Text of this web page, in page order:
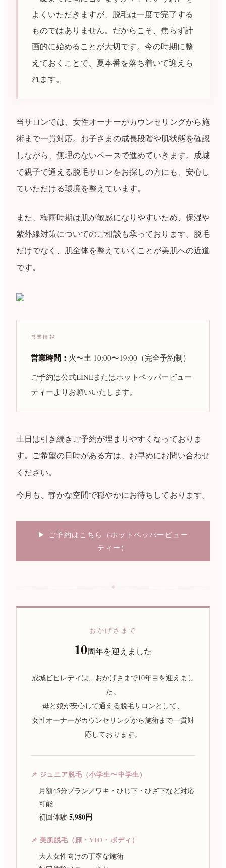
よくいただきますが、脱毛は一度で完了する
ものではありません。だからこそ、焦らず計
画的に始めることが大切です。今の時期に整
えておくことで、夏本番を落ち着いて迎えら
れます。
当サロンでは、女性オーナーがカウンセリングから施
術まで一貫対応。お子さまの成長段階や肌状態を確認
しながら、無理のないペースで進めていきます。成城
で親子で通える脱毛サロンをお探しの方にも、安心し
ていただける環境を整えています。
また、梅雨時期は肌が敏感になりやすいため、保湿や
紫外線対策についてのご相談も承っております。脱毛
だけでなく、肌全体を整えていくことが美肌への近道
です。
営業情報
営業時間： 火〜土 10:00〜19:00（完全予約制）
ご予約は公式LINEまたはホットペッパービュー
ティーよりお願いいたします。
土日は引き続きご予約が埋まりやすくなっておりま
す。ご希望の日時がある方は、お早めにお問い合わせ
ください。
今月も、静かな空間で穏やかにお待ちしております。
▶ ご予約はこちら（ホットペッパービュー
ティー）
おかげさまで
10周年を迎えました
成城ビビレディは、おかげさまで10年目を迎えまし
た。
母と娘が安心して通える脱毛サロンとして、
女性オーナーがカウンセリングから施術まで一貫対
応しております。
📌 ジュニア脱毛（小学生〜中学生）
月額45分プラン／ワキ・ひじ下・ひざ下など対応
可能
初回体験 5,980円
📌 美肌脱毛（顔・VIO・ボディ）
大人女性向けの丁寧な施術